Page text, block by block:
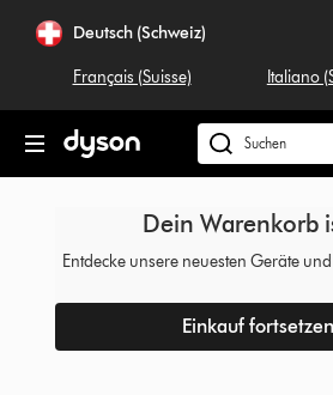
überspringenDeutsch (Schweiz)
Français (Suisse) Italiano
Dyson.ch
durchsuchen
Dein Warenkorb
Entdecke unsere neuesten Geräte
Einkauf fortsetzen